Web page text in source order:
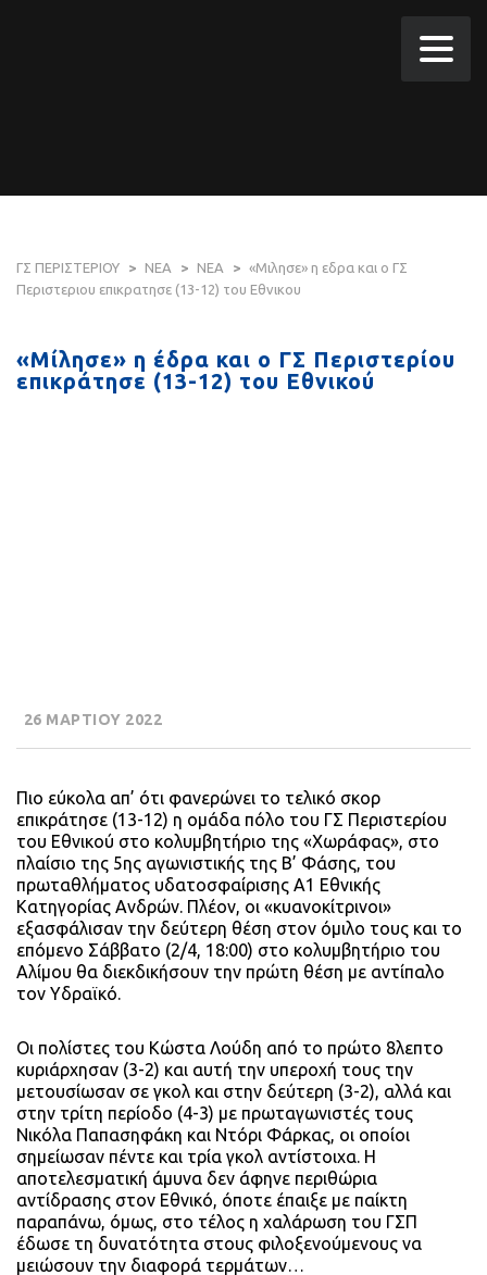
ΓΣ ΠΕΡΙΣΤΕΡΙΟΥ > ΝΕΑ > ΝΕΑ > «Μιλησε» η εδρα και ο ΓΣ
Περιστεριου επικρατησε (13-12) του Εθνικου
«Μίλησε» η έδρα και ο ΓΣ Περιστερίου
επικράτησε (13-12) του Εθνικού
26 ΜΑΡΤΙΟΥ 2022
Πιο εύκολα απ’ ότι φανερώνει το τελικό σκορ
επικράτησε (13-12) η ομάδα πόλο του ΓΣ Περιστερίου
του Εθνικού στο κολυμβητήριο της «Χωράφας», στο
πλαίσιο της 5ης αγωνιστικής της Β’ Φάσης, του
πρωταθλήματος υδατοσφαίρισης Α1 Εθνικής
Κατηγορίας Ανδρών. Πλέον, οι «κυανοκίτρινοι»
εξασφάλισαν την δεύτερη θέση στον όμιλο τους και το
επόμενο Σάββατο (2/4, 18:00) στο κολυμβητήριο του
Αλίμου θα διεκδικήσουν την πρώτη θέση με αντίπαλο
τον Υδραϊκό.
Οι πολίστες του Κώστα Λούδη από το πρώτο 8λεπτο
κυριάρχησαν (3-2) και αυτή την υπεροχή τους την
μετουσίωσαν σε γκολ και στην δεύτερη (3-2), αλλά και
στην τρίτη περίοδο (4-3) με πρωταγωνιστές τους
Νικόλα Παπασηφάκη και Ντόρι Φάρκας, οι οποίοι
σημείωσαν πέντε και τρία γκολ αντίστοιχα. Η
αποτελεσματική άμυνα δεν άφηνε περιθώρια
αντίδρασης στον Εθνικό, όποτε έπαιξε με παίκτη
παραπάνω, όμως, στο τέλος η χαλάρωση του ΓΣΠ
έδωσε τη δυνατότητα στους φιλοξενούμενους να
μειώσουν την διαφορά τερμάτων…